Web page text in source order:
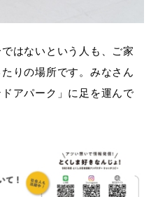
はないという人も、ご家
りの場所です。みなさん
アパーク」に足を運んで